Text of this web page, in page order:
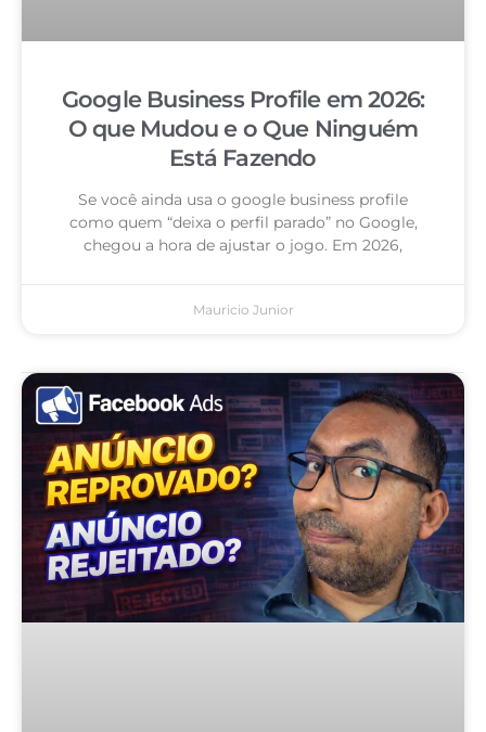
Google Business Profile em 2026:
O que Mudou e o Que Ninguém
Está Fazendo
Se você ainda usa o google business profile
como quem “deixa o perfil parado” no Google,
chegou a hora de ajustar o jogo. Em 2026,
Mauricio Junior